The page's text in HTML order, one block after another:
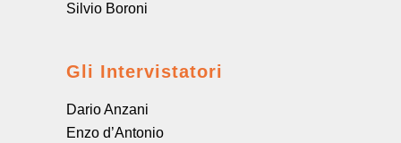
Silvio Boroni
Gli Intervistatori
Dario Anzani
Enzo d’Antonio